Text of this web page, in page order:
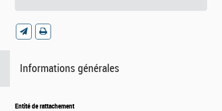
Informations générales
Entité de rattachement